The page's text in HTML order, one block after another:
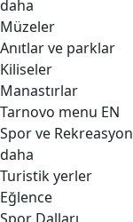
daha
Müzeler
Anıtlar ve parklar
Kiliseler
Manastırlar
Tarnovo menu EN
Spor ve Rekreasyon
daha
Turistik yerler
Eğlence